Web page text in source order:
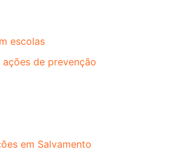
escolas
ações de prevenção
em Salvamento